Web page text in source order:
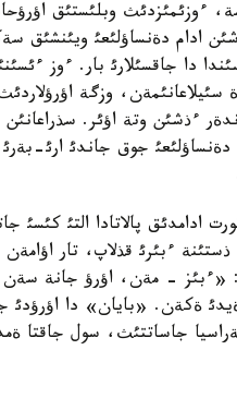
ءوزئمئزدئث وبلئستئق
ادام دةنساؤلئعئ ويئنشئق
دا جاقسئلارئ بار. ءوز
وزگة اؤرؤلاردئث
ءذشئن وتة اؤئر.
جوق جاندئ ارئ-بةرئ
ادامدئق پالاتادا التئ كئسئ
ءبئرئ قذلاپ، تار اؤامةن
«ءبئز - مةن، اؤرؤ جانة
ةكةن. «بايان» دا اؤرؤدئ
جاساتتئث، سول جاقتا